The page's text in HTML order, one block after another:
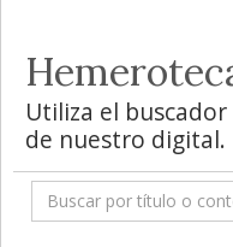
Utiliza el
de nuestro digital.